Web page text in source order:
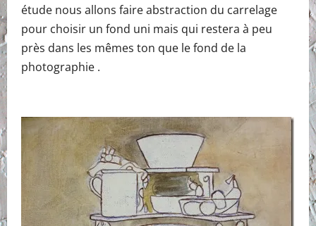
étude nous allons faire abstraction du carrelage
pour choisir un fond uni mais qui restera à peu
près dans les mêmes ton que le fond de la
photographie .